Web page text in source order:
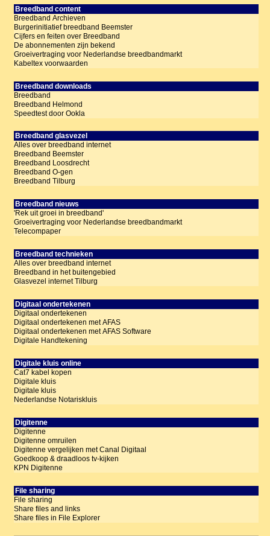
Breedband content
Breedband Archieven
Burgerinitiatief breedband Beemster
Cijfers en feiten over Breedband
De abonnementen zijn bekend
Groeivertraging voor Nederlandse breedbandmarkt
Kabeltex voorwaarden
Breedband downloads
Breedband
Breedband Helmond
Speedtest door Ookla
Breedband glasvezel
Alles over breedband internet
Breedband Beemster
Breedband Loosdrecht
Breedband O-gen
Breedband Tilburg
Breedband nieuws
'Rek uit groei in breedband'
Groeivertraging voor Nederlandse breedbandmarkt
Telecompaper
Breedband technieken
Alles over breedband internet
Breedband in het buitengebied
Glasvezel internet Tilburg
Digitaal ondertekenen
Digitaal ondertekenen
Digitaal ondertekenen met AFAS
Digitaal ondertekenen met AFAS Software
Digitale Handtekening
Digitale kluis online
Cat7 kabel kopen
Digitale kluis
Digitale kluis
Nederlandse Notariskluis
Digitenne
Digitenne
Digitenne omruilen
Digitenne vergelijken met Canal Digitaal
Goedkoop & draadloos tv-kijken
KPN Digitenne
File sharing
File sharing
Share files and links
Share files in File Explorer